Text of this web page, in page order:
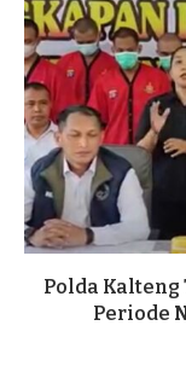
Polda Kalteng
Periode